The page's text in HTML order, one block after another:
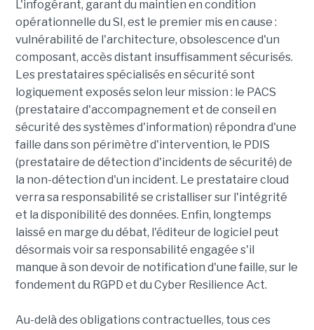
L'infogérant, garant du maintien en condition
opérationnelle du SI, est le premier mis en cause :
vulnérabilité de l'architecture, obsolescence d'un
composant, accès distant insuffisamment sécurisés.
Les prestataires spécialisés en sécurité sont
logiquement exposés selon leur mission : le PACS
(prestataire d'accompagnement et de conseil en
sécurité des systèmes d'information) répondra d'une
faille dans son périmètre d'intervention, le PDIS
(prestataire de détection d'incidents de sécurité) de
la non-détection d'un incident. Le prestataire cloud
verra sa responsabilité se cristalliser sur l'intégrité
et la disponibilité des données. Enfin, longtemps
laissé en marge du débat, l'éditeur de logiciel peut
désormais voir sa responsabilité engagée s'il
manque à son devoir de notification d'une faille, sur le
fondement du RGPD et du Cyber Resilience Act.
Au-delà des obligations contractuelles, tous ces